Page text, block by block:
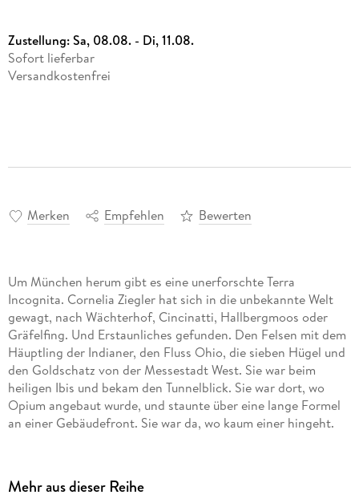
Zustellung:Sa, 08.08. - Di, 11.08.
Sofort lieferbar
Versandkostenfrei
Merken Empfehlen Bewerten
Um München herum gibt es eine unerforschte Terra
Incognita. Cornelia Ziegler hat sich in die unbekannte Welt
gewagt, nach Wächterhof, Cincinatti, Hallbergmoos oder
Gräfelfing. Und Erstaunliches gefunden. Den Felsen mit dem
Häuptling der Indianer, den Fluss Ohio, die sieben Hügel und
den Goldschatz von der Messestadt West. Sie war beim
heiligen Ibis und bekam den Tunnelblick. Sie war dort, wo
Opium angebaut wurde, und staunte über eine lange Formel
an einer Gebäudefront. Sie war da, wo kaum einer hingeht.
Mehr aus dieser Reihe